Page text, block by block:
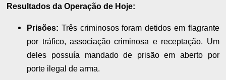
Resultados da Operação de Hoje:
Prisões: Três criminosos foram detidos em flagrante
por tráfico, associação criminosa e receptação. Um
deles possuía mandado de prisão em aberto por
porte ilegal de arma.